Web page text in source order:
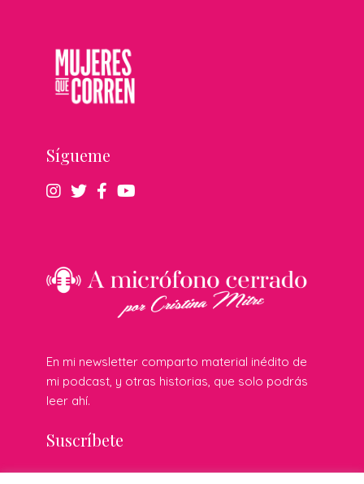
Sígueme
En mi newsletter comparto material inédito de
mi podcast, y otras historias, que solo podrás
leer ahí.
Suscríbete